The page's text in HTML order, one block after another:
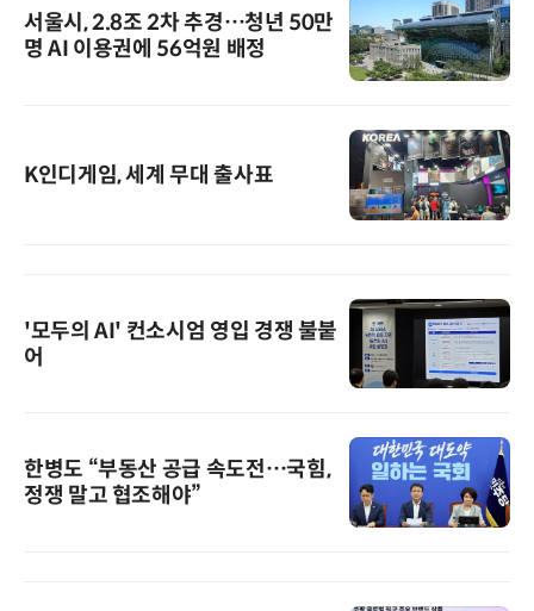
서울시, 2.8조 2차 추경…청년 50만
명 AI 이용권에 56억원 배정
K인디게임, 세계 무대 출사표
'모두의 AI' 컨소시엄 영입 경쟁 불붙
어
한병도 “부동산 공급 속도전…국힘,
정쟁 말고 협조해야”